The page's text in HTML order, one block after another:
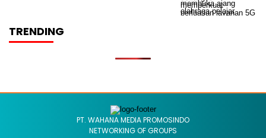
TRENDING
PT. WAHANA MEDIA PROMOSINDO
NETWORKING OF GROUPS